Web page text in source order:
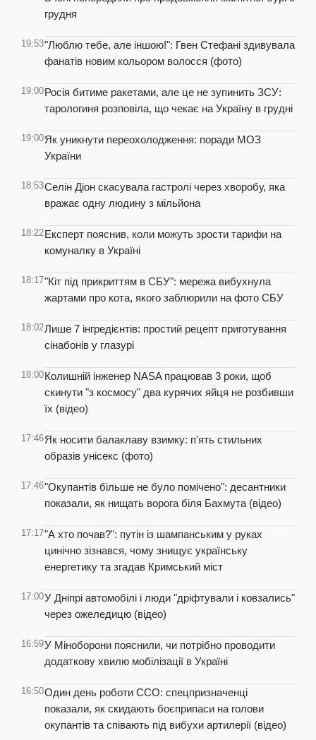
грудня
19:53"Люблю тебе, але іншою!": Гвен Стефані здивувала
фанатів новим кольором волосся (фото)
19:00Росія битиме ракетами, але це не зупинить ЗСУ:
тарологиня розповіла, що чекає на Україну в грудні
19:00Як уникнути переохолодження: поради МОЗ
України
18:53Селін Діон скасувала гастролі через хворобу, яка
вражає одну людину з мільйона
18:22Експерт пояснив, коли можуть зрости тарифи на
комуналку в Україні
18:17"Кіт під прикриттям в СБУ": мережа вибухнула
жартами про кота, якого заблюрили на фото СБУ
18:02Лише 7 інгредієнтів: простий рецепт приготування
сінабонів у глазурі
18:00Колишній інженер NASA працював 3 роки, щоб
скинути "з космосу" два курячих яйця не розбивши
їх (відео)
17:46Як носити балаклаву взимку: п'ять стильних
образів унісекс (фото)
17:46"Окупантів більше не було помічено": десантники
показали, як нищать ворога біля Бахмута (відео)
17:17"А хто почав?": путін із шампанським у руках
цинічно зізнався, чому знищує українську
енергетику та згадав Кримський міст
17:00У Дніпрі автомобілі і люди "дріфтували і ковзались"
через ожеледицю (відео)
16:59У Міноборони пояснили, чи потрібно проводити
додаткову хвилю мобілізації в Україні
16:50Один день роботи ССО: спецпризначенці
показали, як скидають боєприпаси на голови
окупантів та співають під вибухи артилерії (відео)